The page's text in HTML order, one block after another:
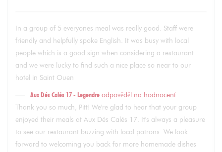
In a group of 5 everyones meal was really good. Staff were
friendly and helpfully spoke English. It was busy with local
people which is a good sign when considering a restaurant
and we were lucky to find such a nice place so near to our
hotel in Saint Ouen
Aux Dés Calés 17 - Legendre odpověděl na hodnocení
Thank you so much, Pitt! We're glad to hear that your group
enjoyed their meals at Aux Dés Calés 17. It's always a pleasure
to see our restaurant buzzing with local patrons. We look
forward to welcoming you back for more homemade dishes